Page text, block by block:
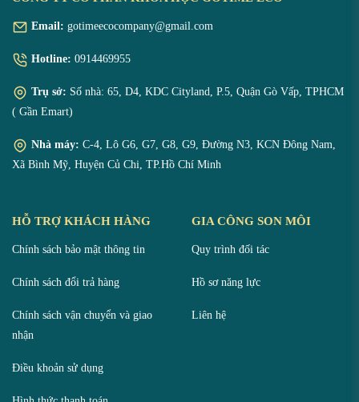
Email: gotimeecocompany@gmail.com
Hotline: 0914469955
Trụ sở: Số nhà: 65, D4, KDC Cityland, P.5, Quận Gò Vấp, TPHCM
( Gần Emart)
Nhà máy: C-4, Lô G6, G7, G8, G9, Đường N3, KCN Đông Nam,
Xã Bình Mỹ, Huyện Củ Chi, TP.Hồ Chí Minh
HỖ TRỢ KHÁCH HÀNG
Chính sách bảo mật thông tin
Chính sách đổi trả hàng
Chính sách vận chuyển và giao
nhận
Điều khoản sử dụng
GIA CÔNG SON MÔI
Quy trình đối tác
Hồ sơ năng lực
Liên hệ